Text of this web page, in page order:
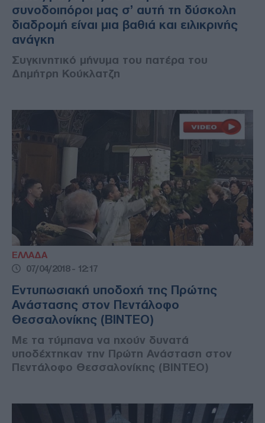
συνοδοιπόροι μας σ’ αυτή τη δύσκολη
διαδρομή είναι μια βαθιά και ειλικρινής
ανάγκη
Συγκινητικό μήνυμα του πατέρα του
Δημήτρη Κούκλατζη
ΕΛΛΑΔΑ
07/04/2018 - 12:17
Εντυπωσιακή υποδοχή της Πρώτης
Ανάστασης στον Πεντάλοφο
Θεσσαλονίκης (ΒΙΝΤΕΟ)
Με τα τύμπανα να ηχούν δυνατά
υποδέχτηκαν την Πρώτη Ανάσταση στον
Πεντάλοφο Θεσσαλονίκης (ΒΙΝΤΕΟ)